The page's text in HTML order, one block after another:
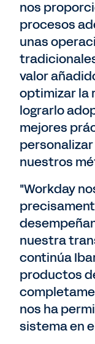
nos
procesos
unas
valor
optimizar la
lograrlo
mejores
nuestros
"Workday
nuestra
continúa
productos
nos ha
sistema en